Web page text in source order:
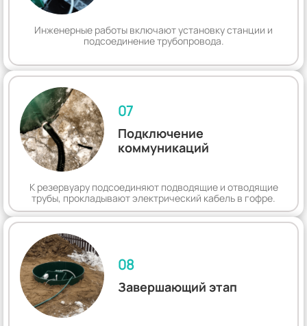
Инженерные работы включают установку станции и
подсоединение трубопровода.
07
Подключение
коммуникаций
К резервуару подсоединяют подводящие и отводящие
трубы, прокладывают электрический кабель в гофре.
08
Завершающий этап